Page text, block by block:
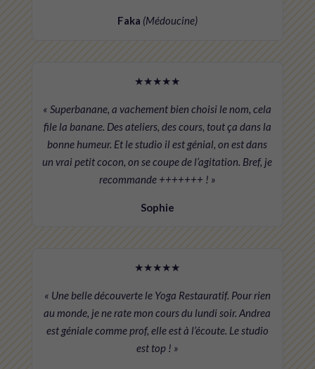
Faka (Médoucine)
★★★★★
« Superbanane, a vachement bien choisi le nom, cela
file la banane. Des ateliers, des cours, tout ça dans la
bonne humeur. Et le studio il est génial, on est dans
un vrai petit cocon, on se coupe de l’agitation. Bref, je
recommande +++++++ ! »
Sophie
★★★★★
« Une belle découverte le Yoga Restauratif. Pour rien
au monde, je ne rate mon cours du lundi soir. Andrea
est géniale comme prof, elle est à l’écoute. Le studio
est top ! »